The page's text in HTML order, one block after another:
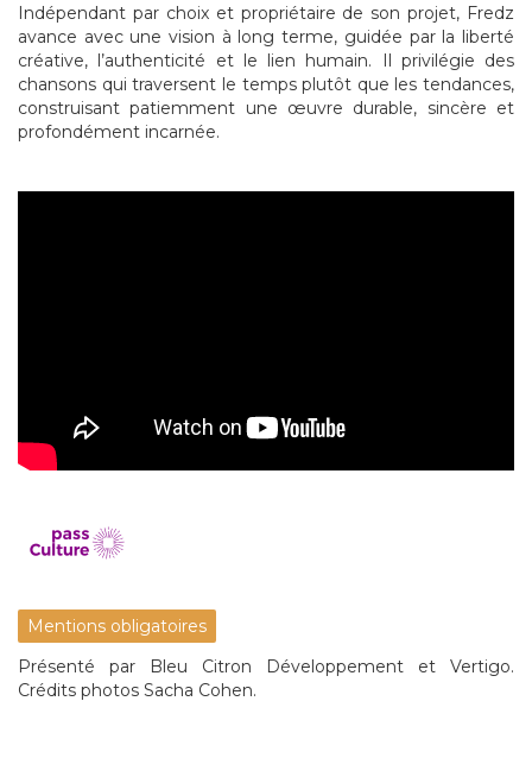
Indépendant par choix et propriétaire de son projet, Fredz
avance avec une vision à long terme, guidée par la liberté
créative, l’authenticité et le lien humain. Il privilégie des
chansons qui traversent le temps plutôt que les tendances,
construisant patiemment une œuvre durable, sincère et
profondément incarnée.
Mentions obligatoires
Présenté par Bleu Citron Développement et Vertigo.
Crédits photos Sacha Cohen.